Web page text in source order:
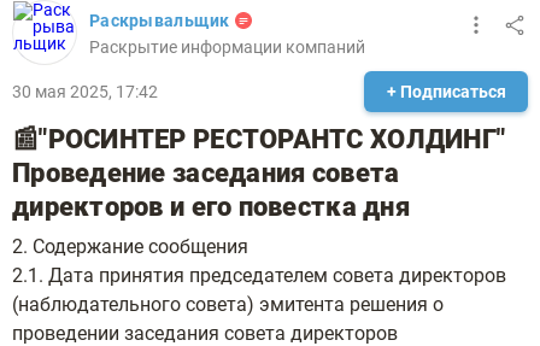
Раскрывальщик
Раскрытие информации компаний
30 мая 2025, 17:42 + Подписаться
📰"РОСИНТЕР РЕСТОРАНТС ХОЛДИНГ"
Проведение заседания совета
директоров и его повестка дня
2. Содержание сообщения
2.1. Дата принятия председателем совета директоров
(наблюдательного совета) эмитента решения о
проведении заседания совета директоров